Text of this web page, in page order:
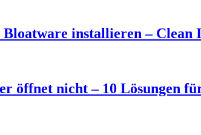
Bloatware installieren –
öffnet nicht – 10 Lösungen